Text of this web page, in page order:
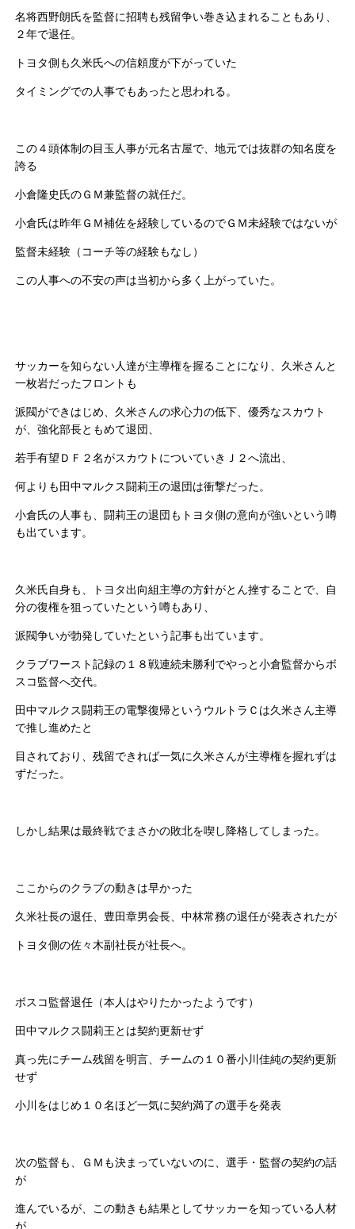
名将西野朗氏を監督に招聘も残留争い巻き込まれることもあり、
２年で退任。
トヨタ側も久米氏への信頼度が下がっていた
タイミングでの人事でもあったと思われる。
この４頭体制の目玉人事が元名古屋で、地元では抜群の知名度を
誇る
小倉隆史氏のＧＭ兼監督の就任だ。
小倉氏は昨年ＧＭ補佐を経験しているのでＧＭ未経験ではないが
監督未経験（コーチ等の経験もなし）
この人事への不安の声は当初から多く上がっていた。
サッカーを知らない人達が主導権を握ることになり、久米さんと
一枚岩だったフロントも
派閥ができはじめ、久米さんの求心力の低下、優秀なスカウト
が、強化部長ともめて退団、
若手有望ＤＦ２名がスカウトについていきＪ２へ流出、
何よりも田中マルクス闘莉王の退団は衝撃だった。
小倉氏の人事も、闘莉王の退団もトヨタ側の意向が強いという噂
も出ています。
久米氏自身も、トヨタ出向組主導の方針がとん挫することで、自
分の復権を狙っていたという噂もあり、
派閥争いが勃発していたという記事も出ています。
クラブワースト記録の１８戦連続未勝利でやっと小倉監督からボ
スコ監督へ交代。
田中マルクス闘莉王の電撃復帰というウルトラＣは久米さん主導
で推し進めたと
目されており、残留できれば一気に久米さんが主導権を握れずは
ずだった。
しかし結果は最終戦でまさかの敗北を喫し降格してしまった。
ここからのクラブの動きは早かった
久米社長の退任、豊田章男会長、中林常務の退任が発表されたが
トヨタ側の佐々木副社長が社長へ。
ボスコ監督退任（本人はやりたかったようです）
田中マルクス闘莉王とは契約更新せず
真っ先にチーム残留を明言、チームの１０番小川佳純の契約更新
せず
小川をはじめ１０名ほど一気に契約満了の選手を発表
次の監督も、ＧＭも決まっていないのに、選手・監督の契約の話
が
進んでいるが、この動きも結果としてサッカーを知っている人材
が